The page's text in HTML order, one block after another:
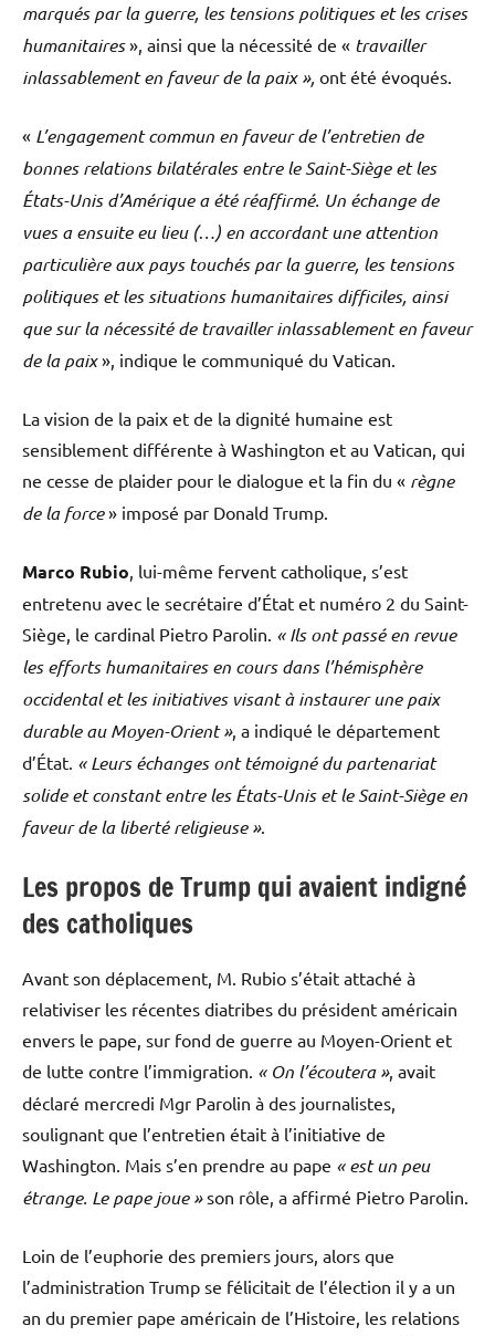
marqués par la guerre, les tensions politiques et les crises
humanitaires», ainsi que la nécessité de « travailler
inlassablement en faveur de la paix », ont été évoqués.
« L’engagement commun en faveur de l’entretien de
bonnes relations bilatérales entre le Saint-Siège et les
États-Unis d’Amérique a été réaffirmé. Un échange de
vues a ensuite eu lieu (…) en accordant une attention
particulière aux pays touchés par la guerre, les tensions
politiques et les situations humanitaires difficiles, ainsi
que sur la nécessité de travailler inlassablement en faveur
de la paix», indique le communiqué du Vatican.
La vision de la paix et de la dignité humaine est
sensiblement différente à Washington et au Vatican, qui
ne cesse de plaider pour le dialogue et la fin du « règne
de la force» imposé par Donald Trump.
Marco Rubio, lui-même fervent catholique, s’est
entretenu avec le secrétaire d’État et numéro 2 du Saint-
Siège, le cardinal Pietro Parolin. « Ils ont passé en revue
les efforts humanitaires en cours dans l’hémisphère
occidental et les initiatives visant à instaurer une paix
durable au Moyen-Orient », a indiqué le département
d’État. « Leurs échanges ont témoigné du partenariat
solide et constant entre les États-Unis et le Saint-Siège en
faveur de la liberté religieuse ».
Les propos de Trump qui avaient indigné
des catholiques
Avant son déplacement, M. Rubio s’était attaché à
relativiser les récentes diatribes du président américain
envers le pape, sur fond de guerre au Moyen-Orient et
de lutte contre l’immigration. « On l’écoutera », avait
déclaré mercredi Mgr Parolin à des journalistes,
soulignant que l’entretien était à l’initiative de
Washington. Mais s’en prendre au pape « est un peu
étrange. Le pape joue »son rôle, a affirmé Pietro Parolin.
Loin de l’euphorie des premiers jours, alors que
l’administration Trump se félicitait de l’élection il y a un
an du premier pape américain de l’Histoire, les relations